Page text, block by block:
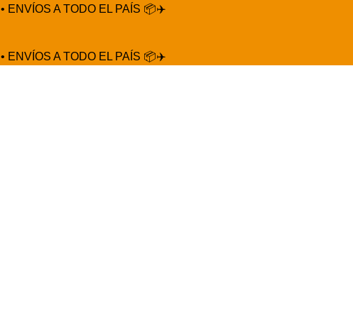
• ENVÍOS A TODO EL PAÍS 📦✈️
• ENVÍOS A TODO EL PAÍS 📦✈️